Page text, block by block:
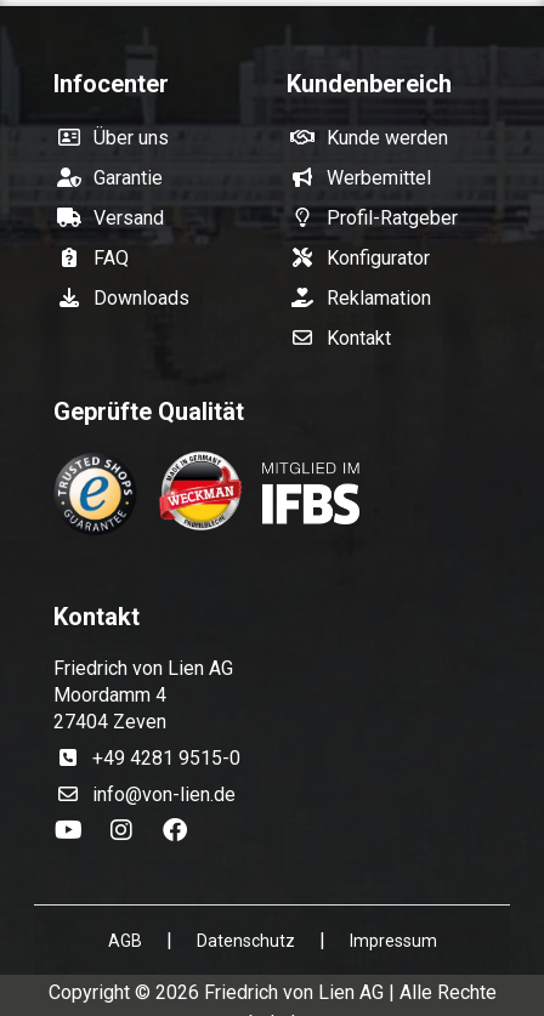
Infocenter
Über uns
Garantie
Versand
FAQ
Downloads
Kundenbereich
Kunde werden
Werbemittel
Profil-Ratgeber
Konfigurator
Reklamation
Kontakt
Geprüfte Qualität
Kontakt
Friedrich von Lien AG
Moordamm 4
27404 Zeven
+49 4281 9515-0
info@von-lien.de
AGB | Datenschutz | Impressum
Copyright © 2026 Friedrich von Lien AG | Alle Rechte